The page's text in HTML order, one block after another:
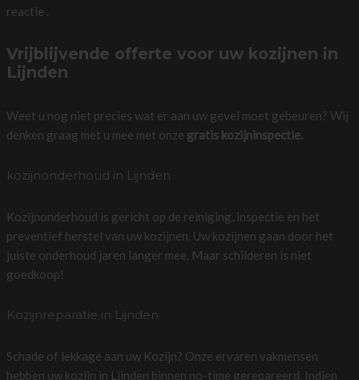
reactie .
Vrijblijvende offerte voor uw kozijnen in
Lijnden
Weet u nog niet precies wat er aan uw gevel moet gebeuren? Wij
denken graag met u mee met onze gratis kozijninspectie.
kozijnonderhoud in Lijnden
Kozijnonderhoud is gericht op de reiniging, inspectie en het
preventief herstel van uw kozijnen. Uw kozijnen gaan door het
juiste onderhoud jaren langer mee. Maar schilderen is niet
goedkoop!
Kozijnreparatie in Lijnden
Schade of lekkage aan uw Kozijn? Onze ervaren vakmensen
hebben uw kozijn in Lijnden binnen no-time gerepareerd. Indien